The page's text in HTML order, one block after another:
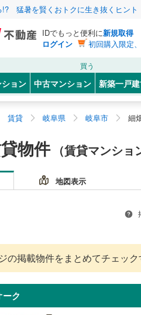
猛暑を賢くおトクに生き抜くヒント
IDでもっと便利に新規取得
ログイン
初回購入限定
買う
ョン 中古マンション 新築一戸
賃貸 岐阜県 岐阜市 細
物件 （賃貸マンシ
地図表示
の掲載物件をまとめてチェック
ク